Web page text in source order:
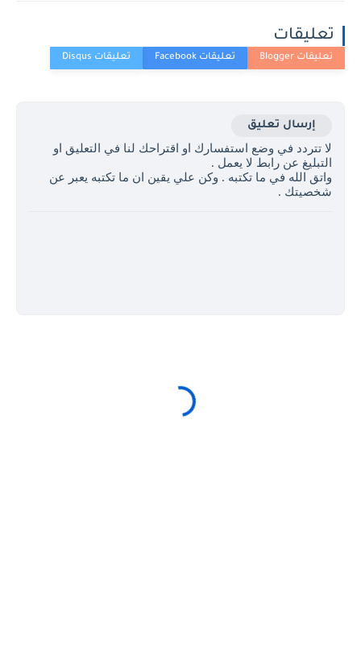
تعليقات
إرسال تعليق
لا تتردد في وضع استفسارك او اقتراحك لنا في التعليق او
التبليغ عن رابط لا يعمل .
واتق الله في ما تكتبه . وكن علي يقين ان ما تكتبه يعبر عن
شخصيتك .